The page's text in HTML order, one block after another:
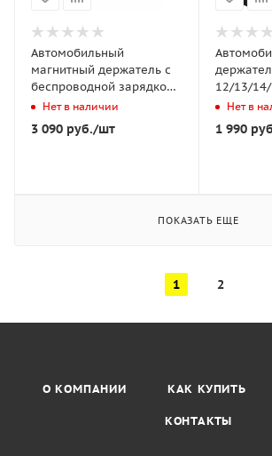
Автомобильный
магнитный держатель с
беспроводной зарядкой
Baseus PrimeTrip C03sPro
Чёрный (C0013B01)
Нет в наличии
3 090 руб./шт
12/13/
Magnetic
01)
Нет в
1 990
ПОКАЗАТЬ ЕЩЕ
1 2
О КОМПАНИИ КАК КУПИТЬ
КОНТАКТЫ